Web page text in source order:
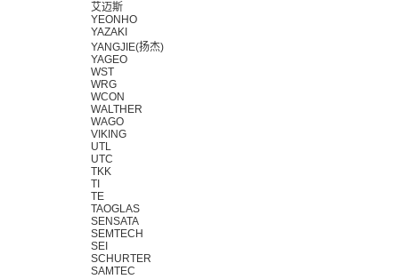
艾迈斯
YEONHO
YAZAKI
YANGJIE(扬杰)
YAGEO
WST
WRG
WCON
WALTHER
WAGO
VIKING
UTL
UTC
TKK
TI
TE
TAOGLAS
SENSATA
SEMTECH
SEI
SCHURTER
SAMTEC